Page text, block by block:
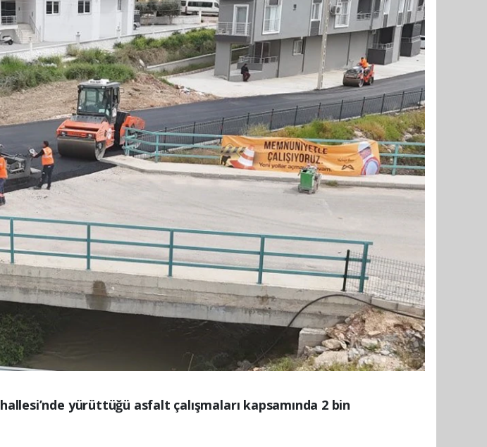
yürüttüğü asfalt çalışmaları kapsamında 2 bin